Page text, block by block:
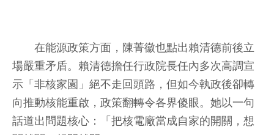
在能源政策方面，陳菁徽也點出賴清德前後立
場嚴重矛盾。賴清德擔任行政院長任內多次高調宣
示「非核家園」絕不走回頭路，但如今執政後卻轉
向推動核能重啟，政策翻轉令各界傻眼。她以一句
話道出問題核心：「把核電廠當成自家的開關，想